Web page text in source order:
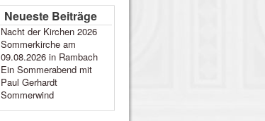
Neueste Beiträge
Nacht der Kirchen 2026
Sommerkirche am
09.08.2026 in Rambach
Ein Sommerabend mit
Paul Gerhardt
Sommerwind